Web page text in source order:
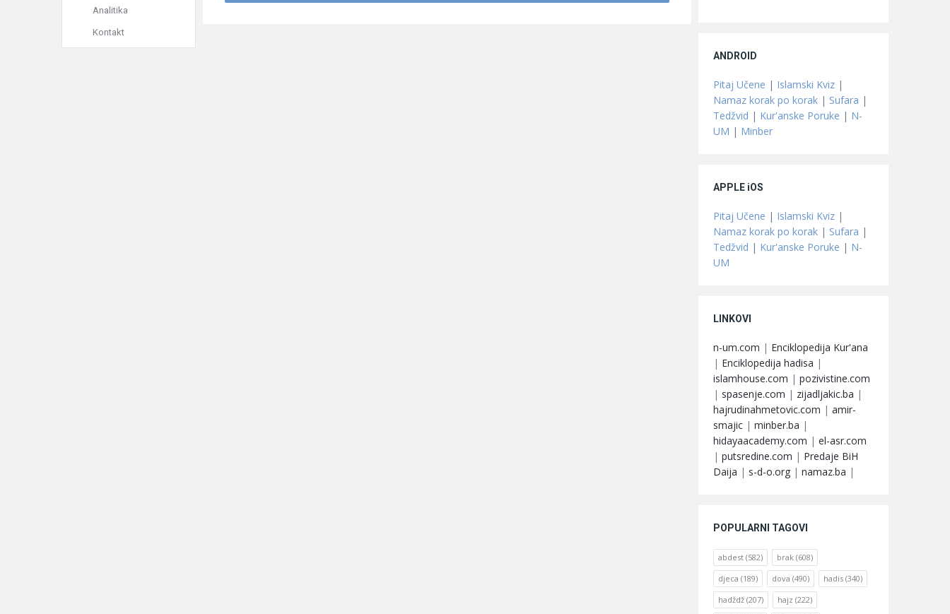
ANDROID
Pitaj Učene | Islamski Kviz |
Namaz korak po korak | Sufara |
Tedžvid | Kur'anske Poruke | N-
UM | Minber
APPLE iOS
Pitaj Učene | Islamski Kviz |
Namaz korak po korak | Sufara |
Tedžvid | Kur'anske Poruke | N-
UM
LINKOVI
n-um.com | Enciklopedija Kur'ana
| Enciklopedija hadisa |
islamhouse.com | pozivistine.com
| spasenje.com | zijadljakic.ba |
hajrudinahmetovic.com | amir-
smajic | minber.ba |
hidayaacademy.com | el-asr.com
| putsredine.com | Predaje BiH
Daija | s-d-o.org | namaz.ba |
POPULARNI TAGOVI
abdest (582) brak (608)
djeca (189) dova (490) hadis (340)
hadždž (207) hajz (222)
Analitika
Kontakt